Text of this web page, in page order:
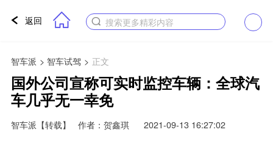
返回 搜索更多精彩内容
智车派 > 智车试驾 > 正文
国外公司宣称可实时监控车辆：全球汽
车几乎无一幸免
智车派 【转载】 作者：贺鑫琪 2021-09-13 16:27:02